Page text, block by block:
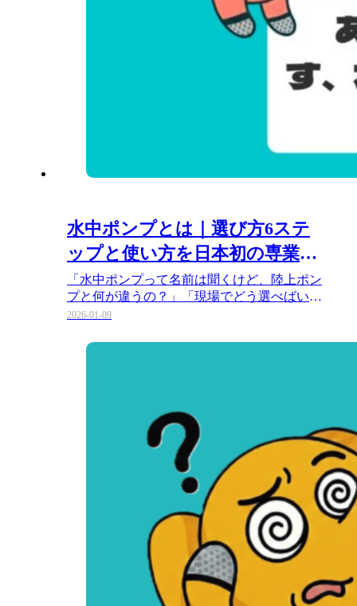
水中ポンプとは｜選び方6ステ
ップと使い方を日本初の専業メ
ーカーが図解
「水中ポンプって名前は聞くけど、陸上ポン
プと何が違うの？」「現場でどう選べばいい
の？」 そんな疑問をお持ちでは…
2026-01-09